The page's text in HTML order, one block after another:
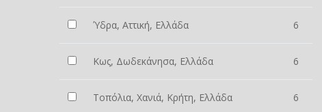
Ύδρα, Αττική, Ελλάδα 6
Κως, Δωδεκάνησα, Ελλάδα 6
Τοπόλια, Χανιά, Κρήτη, Ελλάδα 6